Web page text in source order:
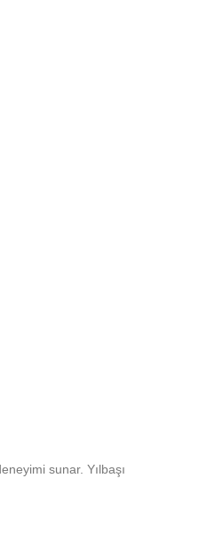
sunar. Yılbaşı